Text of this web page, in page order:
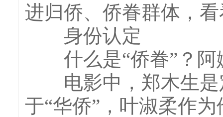
进归侨、侨眷群体，
身份认定
什么是“侨眷”？阿
电影中，郑木生是
于“华侨”，叶淑柔作